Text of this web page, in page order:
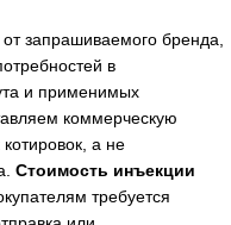
от запрашиваемого бренда,
в
и применимых
коммерческую
а не
Стоимость инъекции
требуется